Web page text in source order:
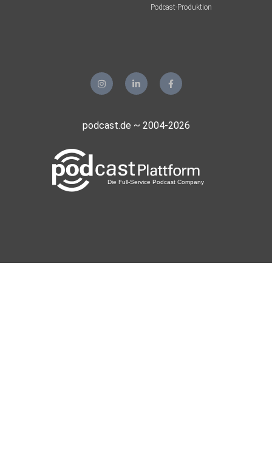
Podcast-Produktion
podcast.de ~ 2004-2026